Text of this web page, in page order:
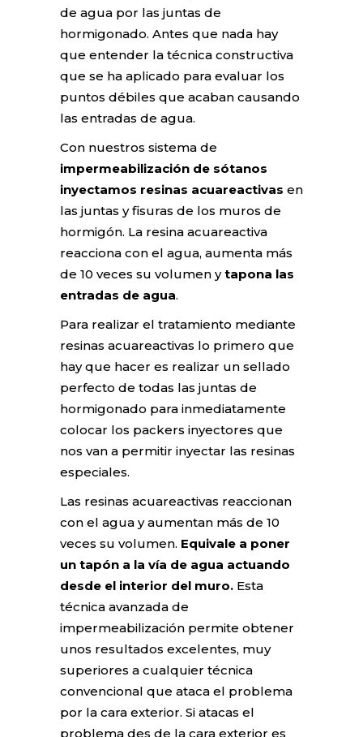
de agua por las juntas de
hormigonado. Antes que nada hay
que entender la técnica constructiva
que se ha aplicado para evaluar los
puntos débiles que acaban causando
las entradas de agua.
Con nuestros sistema de
impermeabilización de sótanos
inyectamos resinas acuareactivas en
las juntas y fisuras de los muros de
hormigón. La resina acuareactiva
reacciona con el agua, aumenta más
de 10 veces su volumen ytapona las
entradas de agua.
Para realizar el tratamiento mediante
resinas acuareactivas lo primero que
hay que hacer es realizar un sellado
perfecto de todas las juntas de
hormigonado para inmediatamente
colocar los packers inyectores que
nos van a permitir inyectar las resinas
especiales.
Las resinas acuareactivas reaccionan
con el agua y aumentan más de 10
veces su volumen. Equivale a poner
un tapón a la vía de agua actuando
desde el interior del muro. Esta
técnica avanzada de
impermeabilización permite obtener
unos resultados excelentes, muy
superiores a cualquier técnica
convencional que ataca el problema
por la cara exterior. Si atacas el
problema des de la cara exterior es